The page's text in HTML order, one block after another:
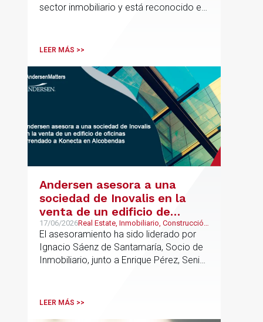
sector inmobiliario y está reconocido en
codirigirá el EU Real Estate Industry
UK.
LEER MÁS >>
Andersen asesora a una
sociedad de Inovalis en la
venta de un edificio de
oficinas arrendado a Konecta
en Alcobendas
17/06/2026Real Estate, Inmobiliario, Construcción
y Urbanismo
El asesoramiento ha sido liderado por
Ignacio Sáenz de Santamaría, Socio de
Inmobiliario, junto a Enrique Pérez, Senior
LEER MÁS >>